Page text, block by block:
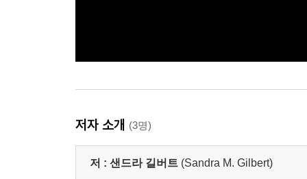
저자 소개 (3명)
저 : 샌드라 길버트 (Sandra M. Gilbert)